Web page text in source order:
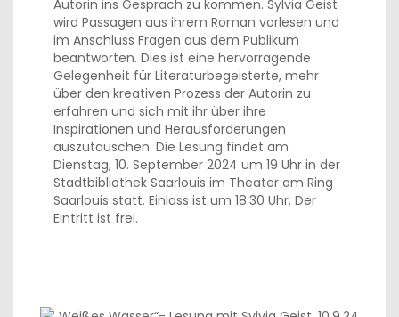
Autorin ins Gespräch zu kommen. Sylvia Geist
wird Passagen aus ihrem Roman vorlesen und
im Anschluss Fragen aus dem Publikum
beantworten. Dies ist eine hervorragende
Gelegenheit für Literaturbegeisterte, mehr
über den kreativen Prozess der Autorin zu
erfahren und sich mit ihr über ihre
Inspirationen und Herausforderungen
auszutauschen. Die Lesung findet am
Dienstag, 10. September 2024 um 19 Uhr in der
Stadtbibliothek Saarlouis im Theater am Ring
Saarlouis statt. Einlass ist um 18:30 Uhr. Der
Eintritt ist frei.